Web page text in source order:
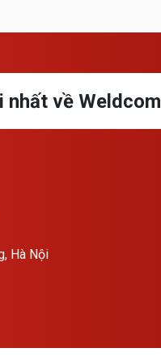
nhất về Weldcom
Hà Nội